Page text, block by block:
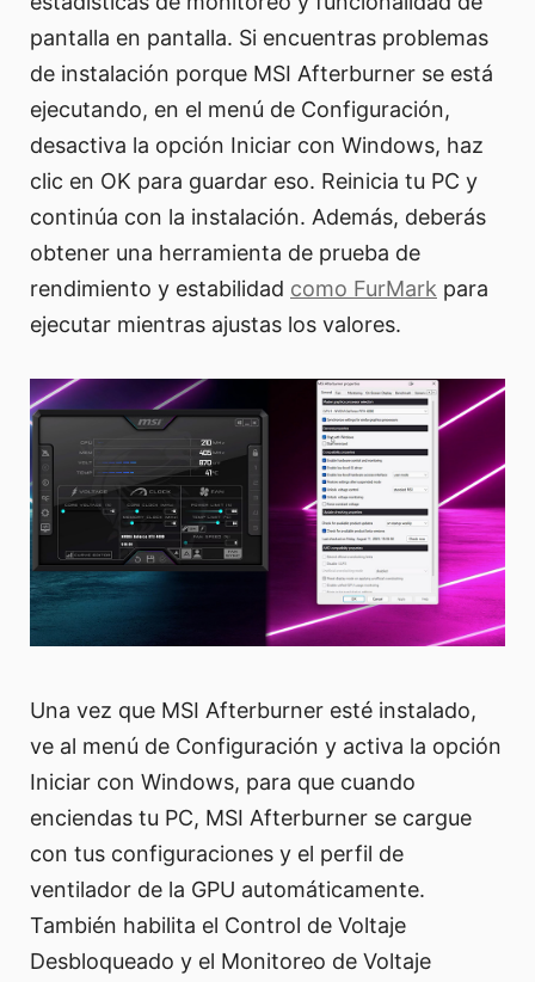
pantalla en pantalla. Si encuentras problemas
de instalación porque MSI Afterburner se está
ejecutando, en el menú de Configuración,
desactiva la opción Iniciar con Windows, haz
clic en OK para guardar eso. Reinicia tu PC y
continúa con la instalación. Además, deberás
obtener una herramienta de prueba de
rendimiento y estabilidad como FurMark para
ejecutar mientras ajustas los valores.
Una vez que MSI Afterburner esté instalado,
ve al menú de Configuración y activa la opción
Iniciar con Windows, para que cuando
enciendas tu PC, MSI Afterburner se cargue
con tus configuraciones y el perfil de
ventilador de la GPU automáticamente.
También habilita el Control de Voltaje
Desbloqueado y el Monitoreo de Voltaje